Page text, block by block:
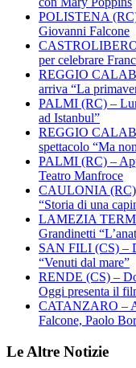
POLISTENA
Giovanni Falcone
CASTROLIBERO
per celebrare
REGGIO
arriva “La
PALMI (RC) –
ad Istanbul”
REGGIO
spettacolo “Ma
PALMI (RC) –
Teatro Manfroce
CAULONIA (RC)
“Storia di una
LAMEZIA
Grandinetti
SAN FILI (CS) –
“Venuti dal mare”
RENDE (CS) –
Oggi presenta il
CATANZARO –
Falcone, Paolo
Le Altre Notizie